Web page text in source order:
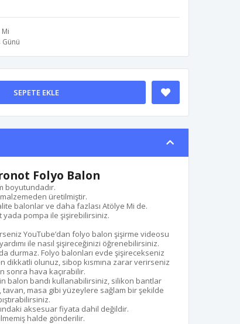
Günü
SEPETE EKLE
Folyo Balon
boyutundadır.
üretilmiştir.
balonlar ve daha fazlası Atölye Mi de.
yada pompa ile şişirebilirsiniz.
YouTube’dan folyo balon şişirme videosu
ile nasıl şişireceğinizi öğrenebilirsiniz.
durmaz. Folyo balonları evde şişirecekseniz
dikkatli olunuz, sibop kısmına zarar verirseniz
sonra hava kaçırabilir.
balon bandı kullanabilirsiniz, silikon bantlar
tavan, masa gibi yüzeylere sağlam bir şekilde
aksesuar fiyata dahil değildir.
halde gönderilir.